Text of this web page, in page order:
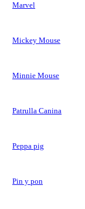
Marvel
Mickey Mouse
Minnie Mouse
Patrulla Canina
Peppa pig
Pin y pon